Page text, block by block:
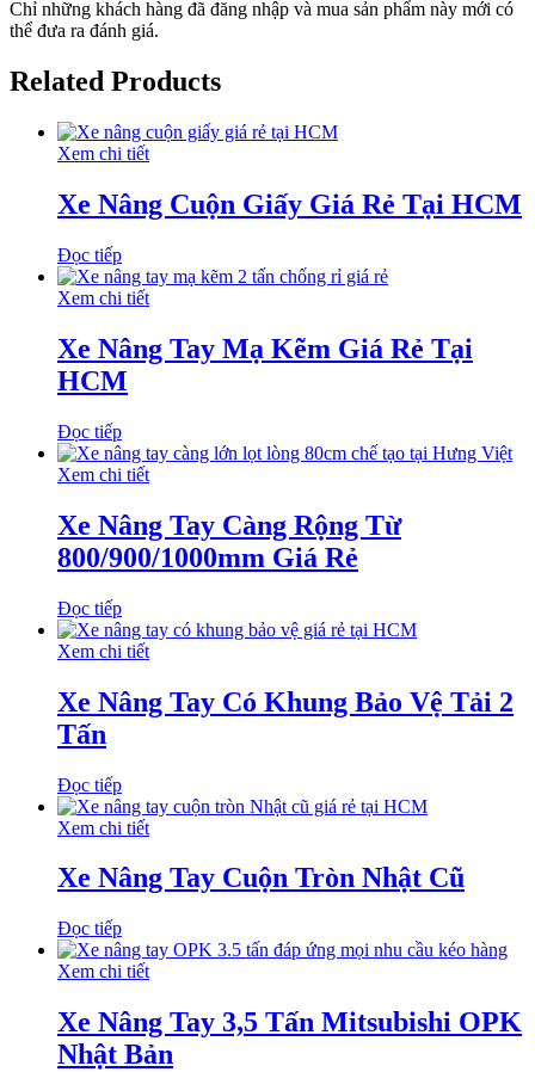
Chỉ những khách hàng đã đăng nhập và mua sản phẩm này mới có
thể đưa ra đánh giá.
Related Products
Xem chi tiết
Xe Nâng Cuộn Giấy Giá Rẻ Tại HCM
Đọc tiếp
Xem chi tiết
Xe Nâng Tay Mạ Kẽm Giá Rẻ Tại
HCM
Đọc tiếp
Xem chi tiết
Xe Nâng Tay Càng Rộng Từ
800/900/1000mm Giá Rẻ
Đọc tiếp
Xem chi tiết
Xe Nâng Tay Có Khung Bảo Vệ Tải 2
Tấn
Đọc tiếp
Xem chi tiết
Xe Nâng Tay Cuộn Tròn Nhật Cũ
Đọc tiếp
Xem chi tiết
Xe Nâng Tay 3,5 Tấn Mitsubishi OPK
Nhật Bản